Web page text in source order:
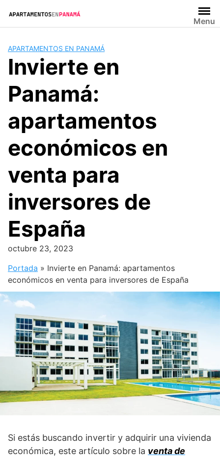
contenido
Menu
APARTAMENTOS EN PANAMÁ
Invierte en
Panamá:
apartamentos
económicos en
venta para
inversores de
España
octubre 23, 2023
Portada » Invierte en Panamá: apartamentos
económicos en venta para inversores de España
Si estás buscando invertir y adquirir una vivienda
económica, este artículo sobre la venta de